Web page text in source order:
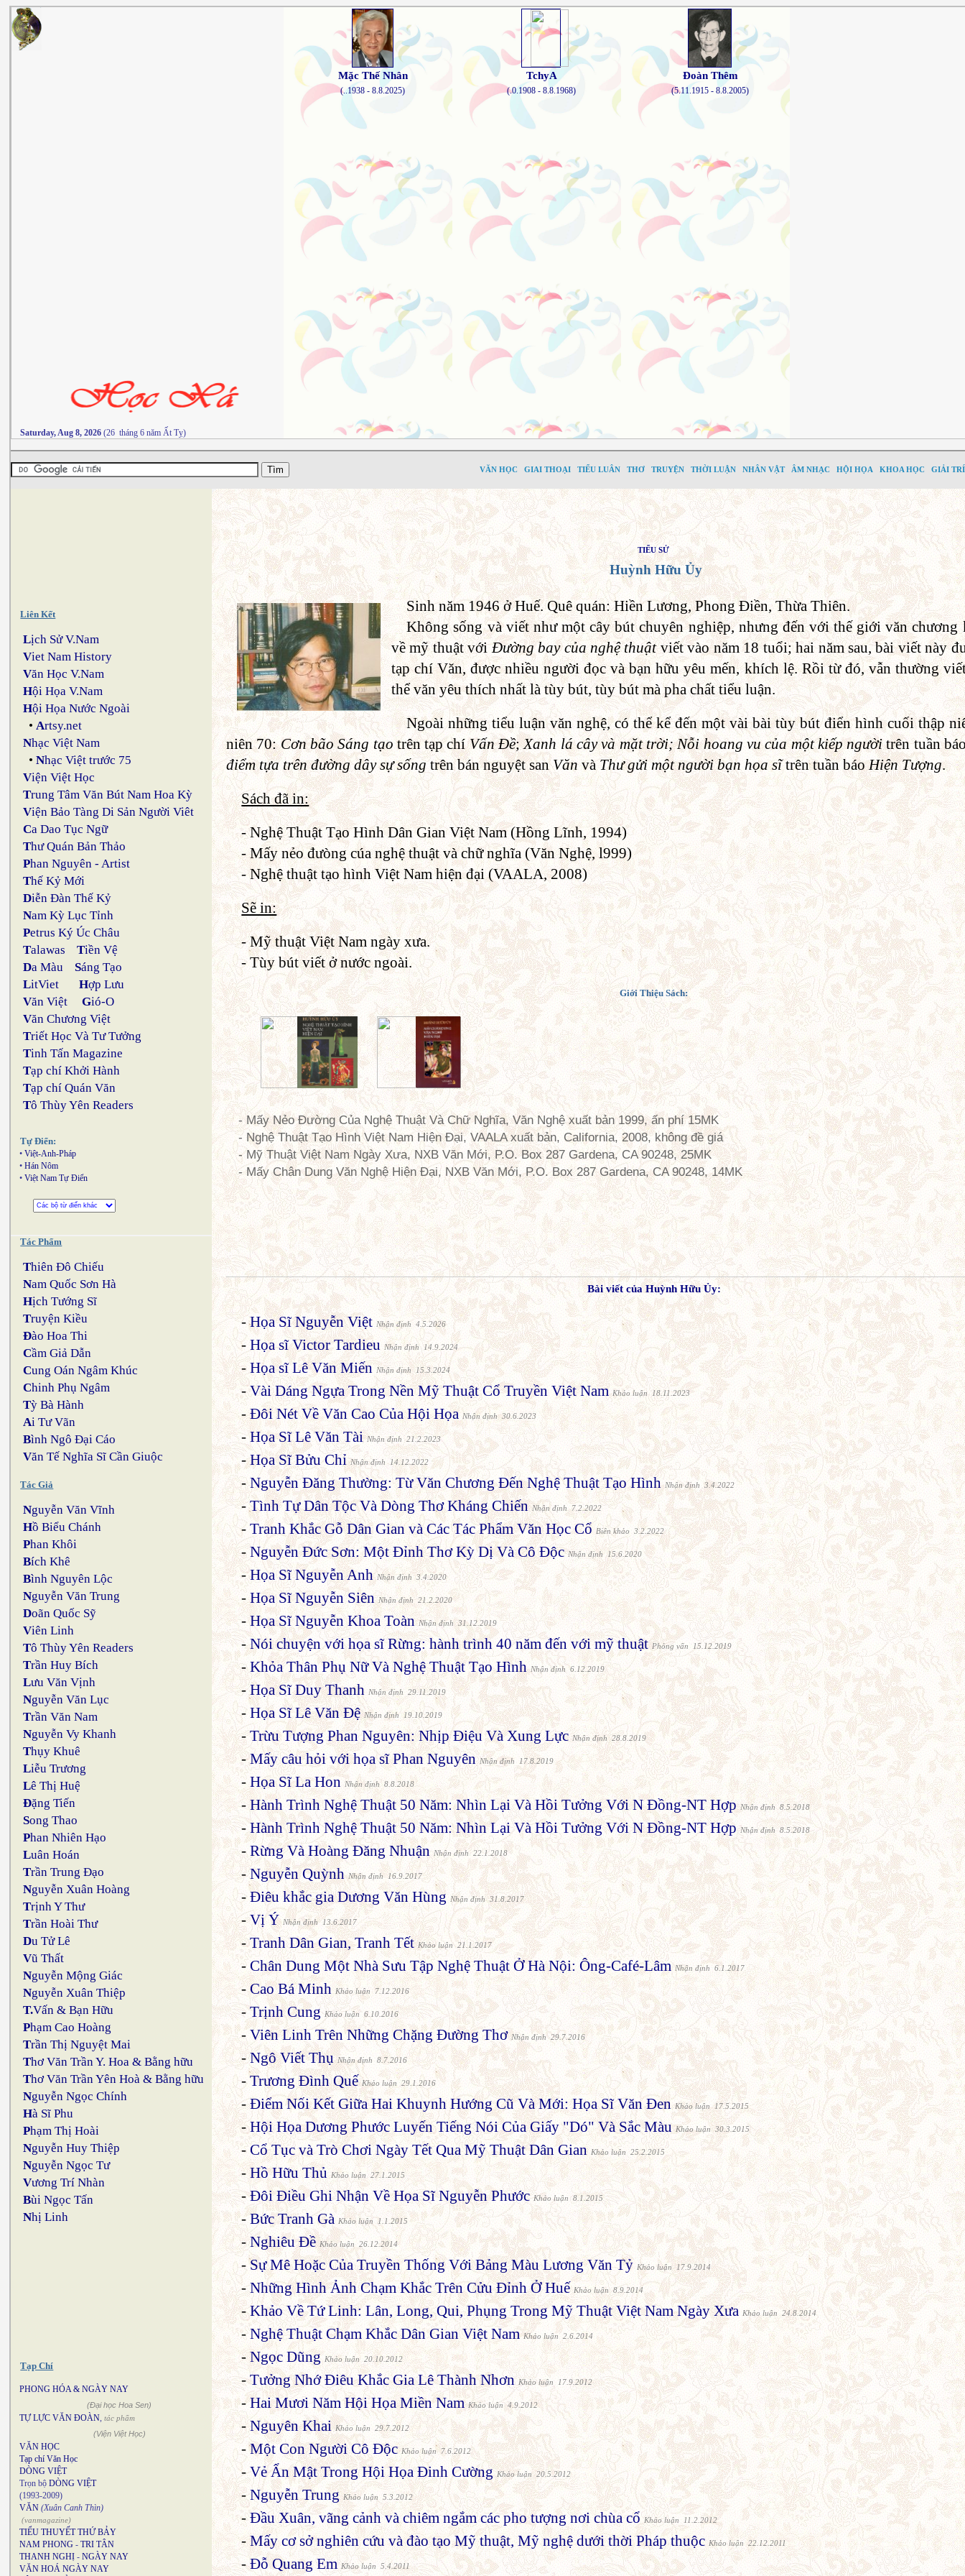
Saturday, Aug 8, 2026 (26 tháng 6 năm Ất Tỵ)
Mặc Thế Nhân
(..1938 - 8.8.2025)
TchyA
(.0.1908 - 8.8.1968)
Đoàn Thêm
(5.11.1915 - 8.8.2005)
VĂN HỌC GIAI THOẠI TIỂU LUÂN THƠ TRUYỆN THỜI LUẬN NHÂN VẬT ÂM NHẠC HỘI HỌA KHOA HỌC GIẢI TRÍ
Liên Kết
Lịch Sử V.Nam
Viet Nam History
Văn Học V.Nam
Hội Họa V.Nam
Hội Họa Nước Ngoài
•Artsy.net
Nhạc Việt Nam
•Nhạc Việt trước 75
Viện Việt Học
Trung Tâm Văn Bút Nam Hoa Kỳ
Viện Bảo Tàng Di Sản Người Viêt
Ca Dao Tục Ngữ
Thư Quán Bản Thảo
Phan Nguyên - Artist
Thế Kỷ Mới
Diễn Đàn Thế Kỷ
Nam Kỳ Lục Tỉnh
Petrus Ký Úc Châu
Talawas Tiền Vệ
Da Màu Sáng Tạo
LitViet Hợp Lưu
Văn Việt Gió-O
Văn Chương Việt
Triết Học Và Tư Tưởng
Tinh Tấn Magazine
Tạp chí Khởi Hành
Tạp chí Quán Văn
Tô Thùy Yên Readers
Tự Điển:
• Việt-Anh-Pháp
• Hán Nôm
• Việt Nam Tự Điển
Tác Phẩm
Thiên Đô Chiếu
Nam Quốc Sơn Hà
Hịch Tướng Sĩ
Truyện Kiều
Đào Hoa Thi
Cầm Giả Dẫn
Cung Oán Ngâm Khúc
Chinh Phụ Ngâm
Tỳ Bà Hành
Ai Tư Vãn
Bình Ngô Đại Cáo
Văn Tế Nghĩa Sĩ Cần Giuộc
Tác Giả
Nguyễn Văn Vĩnh
Hồ Biểu Chánh
Phan Khôi
Bích Khê
Bình Nguyên Lộc
Nguyễn Văn Trung
Doãn Quốc Sỹ
Viên Linh
Tô Thùy Yên Readers
Trần Huy Bích
Lưu Văn Vịnh
Nguyễn Văn Lục
Trần Văn Nam
Nguyễn Vy Khanh
Thụy Khuê
Liễu Trương
Lê Thị Huệ
Đặng Tiến
Song Thao
Phan Nhiên Hạo
Luân Hoán
Trần Trung Đạo
Nguyễn Xuân Hoàng
Trịnh Y Thư
Trần Hoài Thư
Du Tử Lê
Vũ Thất
Nguyễn Mộng Giác
Nguyễn Xuân Thiệp
T.Vấn & Bạn Hữu
Phạm Cao Hoàng
Trần Thị Nguyệt Mai
Thơ Văn Trần Y. Hoa & Bằng hữu
Thơ Văn Trần Yên Hoà & Bằng hữu
Nguyễn Ngọc Chính
Hà Sĩ Phu
Phạm Thị Hoài
Nguyễn Huy Thiệp
Nguyễn Ngọc Tư
Vương Trí Nhàn
Bùi Ngọc Tấn
Nhị Linh
Tạp Chí
PHONG HÓA & NGÀY NAY
(Đại học Hoa Sen)
TỰ LỰC VĂN ĐOÀN, tác phẩm
(Viện Việt Học)
VĂN HỌC
Tạp chí Văn Học
DÒNG VIỆT
Trọn bộ DÒNG VIỆT
(1993-2009)
VĂN (Xuân Canh Thìn)
(vanmagazine)
TIỂU THUYẾT THỨ BẢY
NAM PHONG - TRI TÂN
THANH NGHỊ - NGÀY NAY
VĂN HOÁ NGÀY NAY
TIỂU SỬ
Huỳnh Hữu Ủy
Sinh năm 1946 ở Huế. Quê quán: Hiền Lương, Phong Điền, Thừa Thiên.
Không sống và viết như một cây bút chuyên nghiệp, nhưng đến với thế giới văn chương
về mỹ thuật vớiĐường bay của nghệ thuậtviết vào năm 18 tuổi; hai năm sau, bài viết này
tạp chí Văn, được nhiều người đọc và bạn hữu yêu mến, khích lệ. Rồi từ đó, vẫn thường
thể văn yêu thích nhất là tùy bút, tùy bút mà pha chất tiểu luận.
Ngoài những tiểu luận văn nghệ, có thể kể đến một vài bài tùy bút điển hình cuối thập
niên 70:Cơn bão Sáng tạotrên tạp chíVấn Đề;Xanh lá cây và mặt trời; Nỗi hoang vu của một kiếp ngườitrên tuần
điểm tựa trên đường dây sự sốngtrên bán nguyệt sanVănvàThư gửi một người bạn họa sĩtrên tuần báoHiện Tượng.
Sách đã in:
- Nghệ Thuật Tạo Hình Dân Gian Việt Nam (Hồng Lĩnh, 1994)
- Mấy nẻo đưòng cúa nghệ thuật và chữ nghĩa (Văn Nghệ, l999)
- Nghệ thuật tạo hình Việt Nam hiện đại (VAALA, 2008)
Sẽ in:
- Mỹ thuật Việt Nam ngày xưa.
- Tùy bút viết ở nước ngoài.
Giới Thiệu Sách:
- Mấy Nẻo Đường Của Nghệ Thuật Và Chữ Nghĩa, Văn Nghệ xuất bản 1999, ấn phí 15MK
- Nghệ Thuật Tạo Hình Việt Nam Hiện Đại, VAALA xuất bản, California, 2008, không đề giá
- Mỹ Thuật Việt Nam Ngày Xưa, NXB Văn Mới, P.O. Box 287 Gardena, CA 90248, 25MK
- Mấy Chân Dung Văn Nghệ Hiện Đại, NXB Văn Mới, P.O. Box 287 Gardena, CA 90248, 14MK
Bài viết của Huỳnh Hữu Ủy:
-Họa Sĩ Nguyễn Việt Nhận định 4.5.2026
-Họa sĩ Victor Tardieu Nhận định 14.9.2024
-Họa sĩ Lê Văn Miến Nhận định 15.3.2024
-Vài Dáng Ngựa Trong Nền Mỹ Thuật Cổ Truyền Việt Nam Khảo luận 18.11.2023
-Đôi Nét Về Văn Cao Của Hội Họa Nhận định 30.6.2023
-Họa Sĩ Lê Văn Tài Nhận định 21.2.2023
-Họa Sĩ Bửu Chỉ Nhận định 14.12.2022
-Nguyễn Đăng Thường: Từ Văn Chương Đến Nghệ Thuật Tạo Hình Nhận định 3.4.2022
-Tình Tự Dân Tộc Và Dòng Thơ Kháng Chiến Nhận định 7.2.2022
-Tranh Khắc Gỗ Dân Gian và Các Tác Phẩm Văn Học Cổ Biên khảo 3.2.2022
-Nguyễn Đức Sơn: Một Đỉnh Thơ Kỳ Dị Và Cô Độc Nhận định 15.6.2020
-Họa Sĩ Nguyễn Anh Nhận định 3.4.2020
-Họa Sĩ Nguyễn Siên Nhận định 21.2.2020
-Họa Sĩ Nguyễn Khoa Toàn Nhận định 31.12.2019
-Nói chuyện với họa sĩ Rừng: hành trình 40 năm đến với mỹ thuật Phỏng vấn 15.12.2019
-Khỏa Thân Phụ Nữ Và Nghệ Thuật Tạo Hình Nhận định 6.12.2019
-Họa Sĩ Duy Thanh Nhận định 29.11.2019
-Họa Sĩ Lê Văn Đệ Nhận định 19.10.2019
-Trừu Tượng Phan Nguyên: Nhịp Điệu Và Xung Lực Nhận định 28.8.2019
-Mấy câu hỏi với họa sĩ Phan Nguyên Nhận định 17.8.2019
-Họa Sĩ La Hon Nhận định 8.8.2018
-Hành Trình Nghệ Thuật 50 Năm: Nhìn Lại Và Hồi Tưởng Với N Đồng-NT Hợp Nhận định 8.5.2018
-Hành Trình Nghệ Thuật 50 Năm: Nhìn Lại Và Hồi Tưởng Với N Đồng-NT Hợp Nhận định 8.5.2018
-Rừng Và Hoàng Đăng Nhuận Nhận định 22.1.2018
-Nguyễn Quỳnh Nhận định 16.9.2017
-Điêu khắc gia Dương Văn Hùng Nhận định 31.8.2017
-Vị Ý Nhận định 13.6.2017
-Tranh Dân Gian, Tranh Tết Khảo luận 21.1.2017
-Chân Dung Một Nhà Sưu Tập Nghệ Thuật Ở Hà Nội: Ông-Café-Lâm Nhận định 6.1.2017
-Cao Bá Minh Khảo luận 7.12.2016
-Trịnh Cung Khảo luận 6.10.2016
-Viên Linh Trên Những Chặng Đường Thơ Nhận định 29.7.2016
-Ngô Viết Thụ Nhận định 8.7.2016
-Trương Đình Quế Khảo luận 29.1.2016
-Điểm Nối Kết Giữa Hai Khuynh Hướng Cũ Và Mới: Họa Sĩ Văn Đen Khảo luận 17.5.2015
-Hội Họa Dương Phước Luyến Tiếng Nói Của Giấy "Dó" Và Sắc Màu Khảo luận 30.3.2015
-Cổ Tục và Trò Chơi Ngày Tết Qua Mỹ Thuật Dân Gian Khảo luận 25.2.2015
-Hồ Hữu Thủ Khảo luận 27.1.2015
-Đôi Điều Ghi Nhận Về Họa Sĩ Nguyễn Phước Khảo luận 8.1.2015
-Bức Tranh Gà Khảo luận 1.1.2015
-Nghiêu Đề Khảo luận 26.12.2014
-Sự Mê Hoặc Của Truyền Thống Với Bảng Màu Lương Văn Tỷ Khảo luận 17.9.2014
-Những Hình Ảnh Chạm Khắc Trên Cửu Đỉnh Ở Huế Khảo luận 8.9.2014
-Khảo Về Tứ Linh: Lân, Long, Qui, Phụng Trong Mỹ Thuật Việt Nam Ngày Xưa Khảo luận 24.8.2014
-Nghệ Thuật Chạm Khắc Dân Gian Việt Nam Khảo luận 2.6.2014
-Ngọc Dũng Khảo luận 20.10.2012
-Tưởng Nhớ Điêu Khắc Gia Lê Thành Nhơn Khảo luận 17.9.2012
-Hai Mươi Năm Hội Họa Miền Nam Khảo luận 4.9.2012
-Nguyên Khai Khảo luận 29.7.2012
-Một Con Người Cô Độc Khảo luận 7.6.2012
-Vẻ Ẩn Mật Trong Hội Họa Đinh Cường Khảo luận 20.5.2012
-Nguyễn Trung Khảo luận 5.3.2012
-Đầu Xuân, vãng cảnh và chiêm ngắm các pho tượng nơi chùa cổ Khảo luận 11.2.2012
-Mấy cơ sở nghiên cứu và đào tạo Mỹ thuật, Mỹ nghệ dưới thời Pháp thuộc Khảo luận 22.12.2011
-Đỗ Quang Em Khảo luận 5.4.2011